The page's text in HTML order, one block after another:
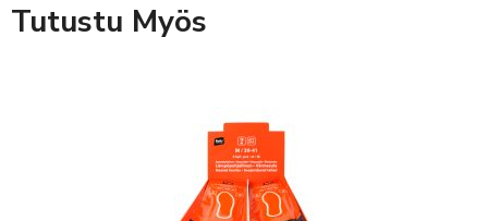
Tutustu Myös